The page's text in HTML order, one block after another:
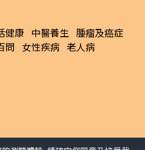
健康 中醫養生 腫瘤及癌症
問 女性疾病 老人病